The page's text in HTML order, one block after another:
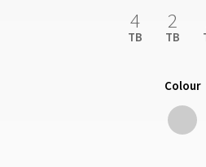
4
TB
2
TB
Colour